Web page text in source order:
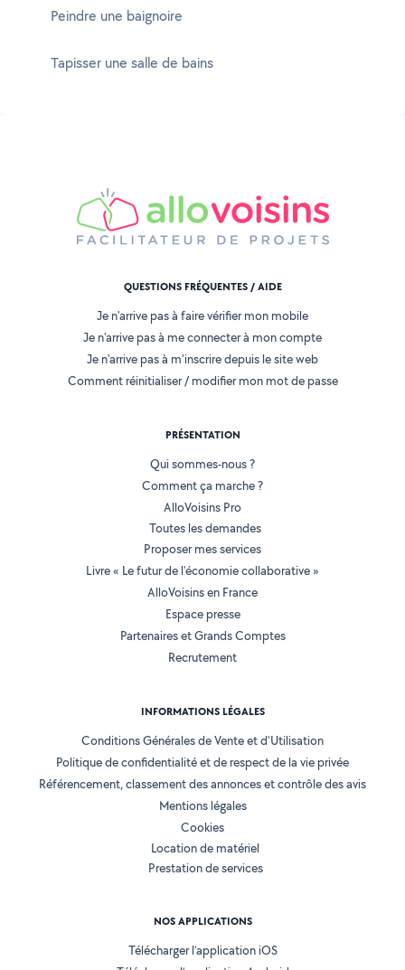
Peindre une baignoire
Tapisser une salle de bains
QUESTIONS FRÉQUENTES / AIDE
Je n'arrive pas à faire vérifier mon mobile
Je n'arrive pas à me connecter à mon compte
Je n'arrive pas à m'inscrire depuis le site web
Comment réinitialiser / modifier mon mot de passe
PRÉSENTATION
Qui sommes-nous ?
Comment ça marche ?
AlloVoisins Pro
Toutes les demandes
Proposer mes services
Livre « Le futur de l'économie collaborative »
AlloVoisins en France
Espace presse
Partenaires et Grands Comptes
Recrutement
INFORMATIONS LÉGALES
Conditions Générales de Vente et d'Utilisation
Politique de confidentialité et de respect de la vie privée
Référencement, classement des annonces et contrôle des avis
Mentions légales
Cookies
Location de matériel
Prestation de services
NOS APPLICATIONS
Télécharger l’application iOS